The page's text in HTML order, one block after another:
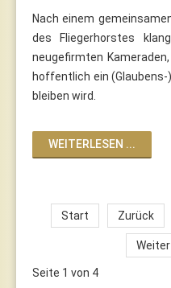
Nach einem
des Fliegerhorstes
neugefirmten
hoffentlich ein (Glaubens-
bleiben wird.
WEITERLESEN ...
Start Zurück
Weiter
Seite 1 von 4